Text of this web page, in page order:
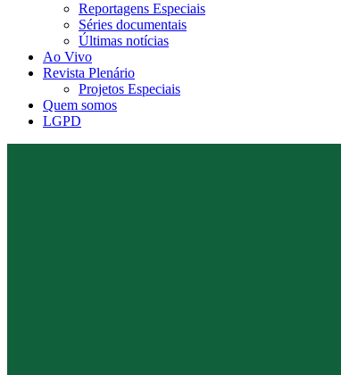
Reportagens Especiais
Séries documentais
Últimas notícias
Ao Vivo
Revista Plenário
Projetos Especiais
Quem somos
LGPD